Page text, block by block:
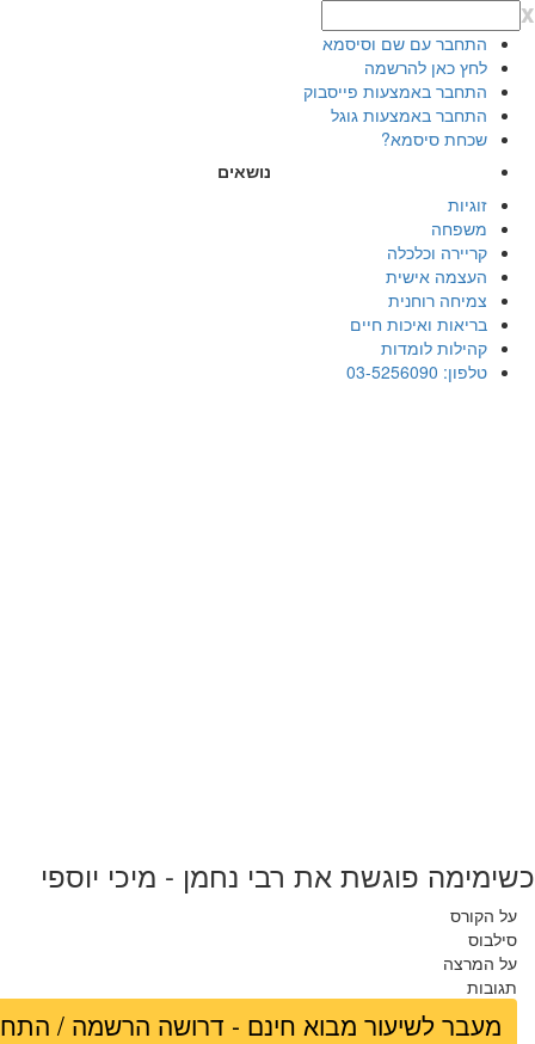
x
התחבר עם שם וסיסמא
לחץ כאן להרשמה
התחבר באמצעות פייסבוק
התחבר באמצעות גוגל
שכחת סיסמא?
נושאים
זוגיות
משפחה
קריירה וכלכלה
העצמה אישית
צמיחה רוחנית
בריאות ואיכות חיים
קהילות לומדות
טלפון: 03-5256090
כשימימה פוגשת את רבי נחמן - מיכי יוספי
על הקורס
סילבוס
על המרצה
תגובות
מעבר לשיעור מבוא חינם - דרושה הרשמה /